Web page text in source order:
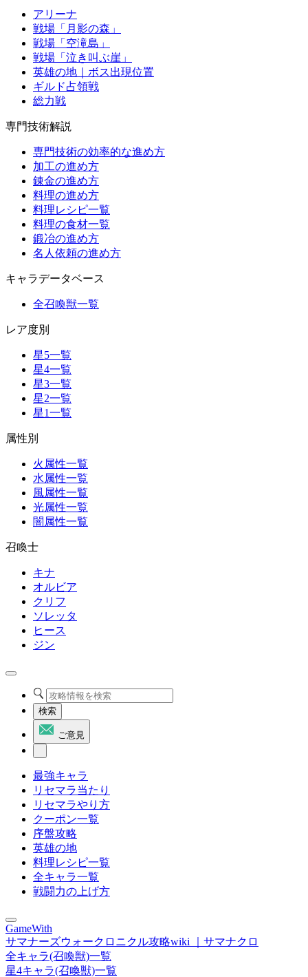
アリーナ
戦場「月影の森」
戦場「空滝島」
戦場「泣き叫ぶ崖」
英雄の地｜ボス出現位置
ギルド占領戦
総力戦
専門技術解説
専門技術の効率的な進め方
加工の進め方
錬金の進め方
料理の進め方
料理レシピ一覧
料理の食材一覧
鍛冶の進め方
名人依頼の進め方
キャラデータベース
全召喚獣一覧
レア度別
星5一覧
星4一覧
星3一覧
星2一覧
星1一覧
属性別
火属性一覧
水属性一覧
風属性一覧
光属性一覧
闇属性一覧
召喚士
キナ
オルビア
クリフ
ソレッタ
ヒース
ジン
検索
ご意見
最強キャラ
リセマラ当たり
リセマラやり方
クーポン一覧
序盤攻略
英雄の地
料理レシピ一覧
全キャラ一覧
戦闘力の上げ方
GameWith
サマナーズウォークロニクル攻略wiki ｜サマナクロ
全キャラ(召喚獣)一覧
星4キャラ(召喚獣)一覧